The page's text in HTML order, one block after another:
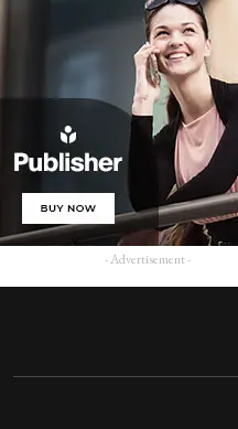
- Advertisement -